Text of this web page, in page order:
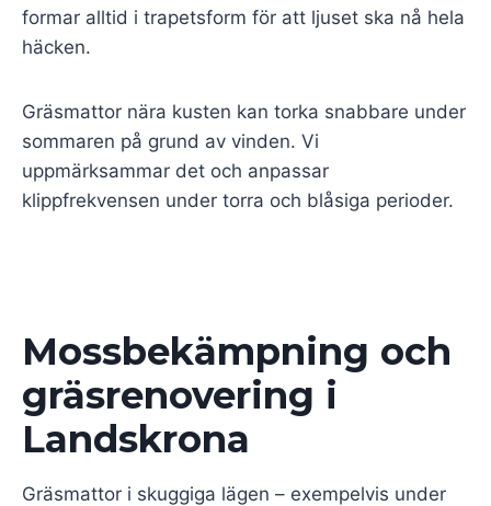
formar alltid i trapetsform för att ljuset ska nå hela
häcken.
Gräsmattor nära kusten kan torka snabbare under
sommaren på grund av vinden. Vi
uppmärksammar det och anpassar
klippfrekvensen under torra och blåsiga perioder.
Mossbekämpning och
gräsrenovering i
Landskrona
Gräsmattor i skuggiga lägen – exempelvis under